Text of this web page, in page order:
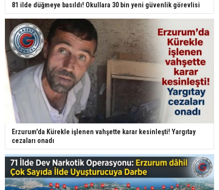
81 ilde düğmeye basıldı! Okullara 30 bin yeni güvenlik görevlisi
Erzurum'da Kürekle işlenen vahşette karar kesinleşti! Yargıtay
cezaları onadı